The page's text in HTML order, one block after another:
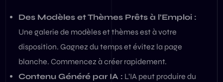
Des Modèles et Thèmes Prêts à l’Emploi :
Une galerie de modèles et thèmes est à votre
disposition. Gagnez du temps et évitez la page
blanche. Commencez à créer rapidement.
Contenu Généré par IA : L’IA peut produire du